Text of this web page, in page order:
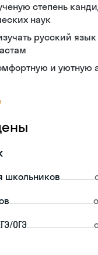
степень
наук
русский
и уютную
школьников
ОГЭ